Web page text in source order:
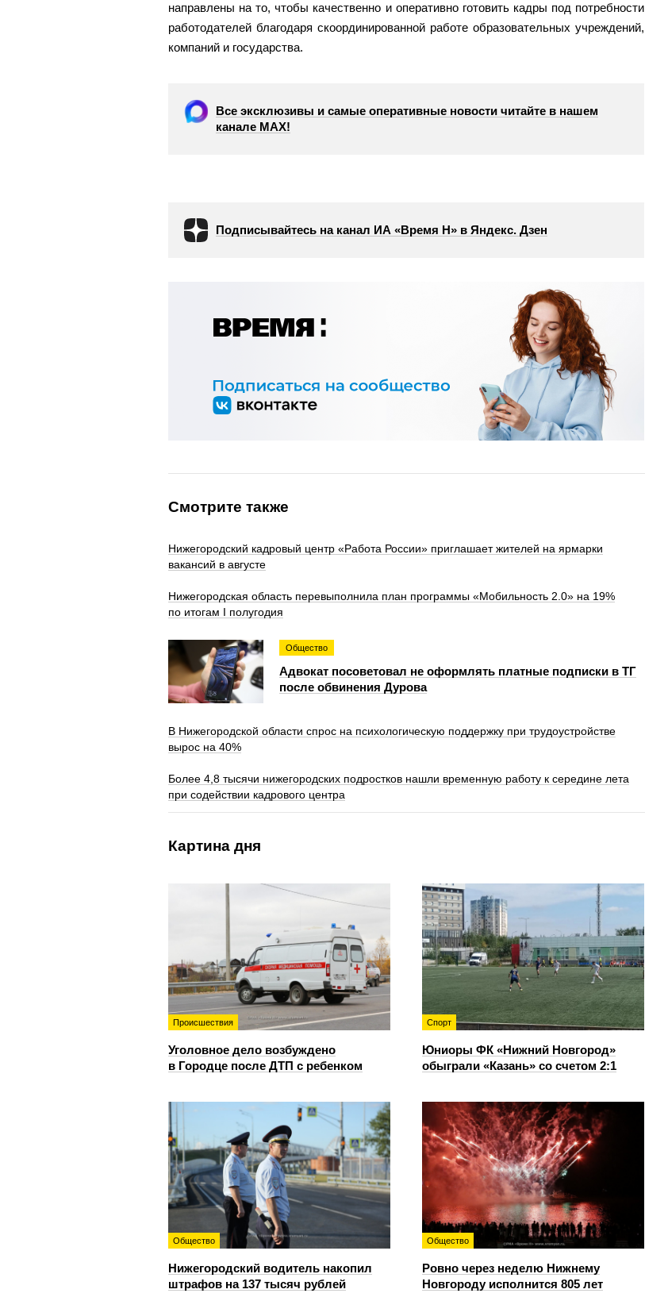
направлены на то, чтобы качественно и оперативно готовить кадры под потребности
работодателей благодаря скоординированной работе образовательных учреждений,
компаний и государства.
Все эксклюзивы и самые оперативные новости читайте в нашем
канале МАХ!
Подписывайтесь на канал ИА «Время Н» в Яндекс. Дзен
Смотрите также
Нижегородский кадровый центр «Работа России» приглашает жителей на ярмарки
вакансий в августе
Нижегородская область перевыполнила план программы «Мобильность 2.0» на 19%
по итогам I полугодия
Общество
Адвокат посоветовал не оформлять платные подписки в ТГ
после обвинения Дурова
В Нижегородской области спрос на психологическую поддержку при трудоустройстве
вырос на 40%
Более 4,8 тысячи нижегородских подростков нашли временную работу к середине лета
при содействии кадрового центра
Картина дня
Происшествия
Уголовное дело возбуждено
в Городце после ДТП с ребенком
Спорт
Юниоры ФК «Нижний Новгород»
обыграли «Казань» со счетом 2:1
Общество
Нижегородский водитель накопил
штрафов на 137 тысяч рублей
Общество
Ровно через неделю Нижнему
Новгороду исполнится 805 лет